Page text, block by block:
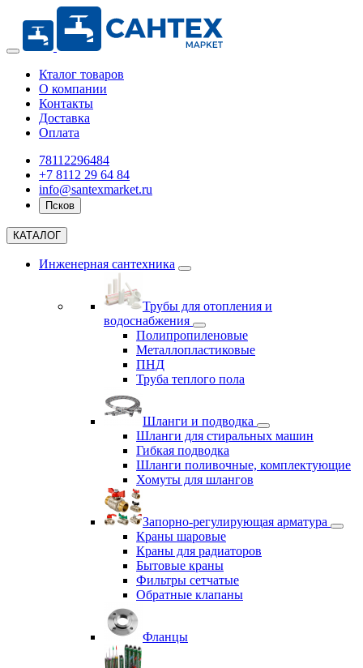
Кталог товаров
О компании
Контакты
Доставка
Оплата
78112296484
+7 8112 29 64 84
info@santexmarket.ru
Псков
КАТАЛОГ
Инженерная сантехника
Трубы для отопления и
водоснабжения
Полипропиленовые
Металлопластиковые
ПНД
Труба теплого пола
Шланги и подводка
Шланги для стиральных машин
Гибкая подводка
Шланги поливочные, комплектующие
Хомуты для шлангов
Запорно-регулирующая арматура
Краны шаровые
Краны для радиаторов
Бытовые краны
Фильтры сетчатые
Обратные клапаны
Фланцы